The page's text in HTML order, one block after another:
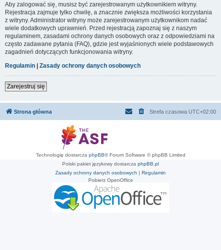
Aby zalogować się, musisz być zarejestrowanym użytkownikiem witryny.
Rejestracja zajmuje tylko chwilę, a znacznie zwiększa możliwości korzystania
z witryny. Administrator witryny może zarejestrowanym użytkownikom nadać
wiele dodatkowych uprawnień. Przed rejestracją zapoznaj się z naszym
regulaminem, zasadami ochrony danych osobowych oraz z odpowiedziami na
często zadawane pytania (FAQ), gdzie jest wyjaśnionych wiele podstawowych
zagadnień dotyczących funkcjonowania witryny.
Regulamin | Zasady ochrony danych osobowych
Zarejestruj się
Strona główna Strefa czasowa UTC+02:00
Technologię dostarcza phpBB® Forum Software © phpBB Limited
Polski pakiet językowy dostarcza phpBB.pl
Zasady ochrony danych osobowych | Regulamin
Pobierz OpenOffice